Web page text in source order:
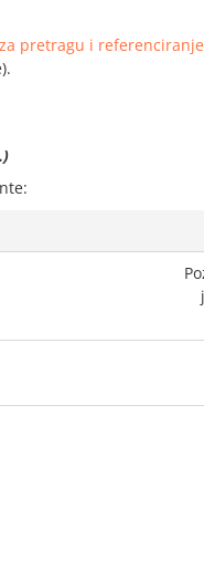
pretragu i referenciranje